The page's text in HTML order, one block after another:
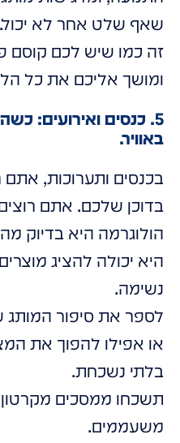
שאף שלט אחר לא יכול.
זה כמו שיש לכם קוסם
ומושך אליכם את כל
5. כנסים ואירועים:
באוויר.
בכנסים ותערוכות, אתם
בדוכן שלכם. אתם
הולוגרמה היא בדיוק
היא יכולה להציג
נשימה.
לספר את סיפור המותג
או אפילו להפוך את
בלתי נשכחת.
תשכחו ממסכים
משעממים.